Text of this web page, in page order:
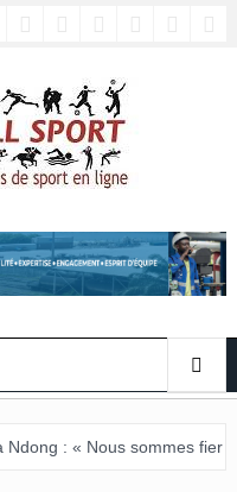
fiers du parcours de